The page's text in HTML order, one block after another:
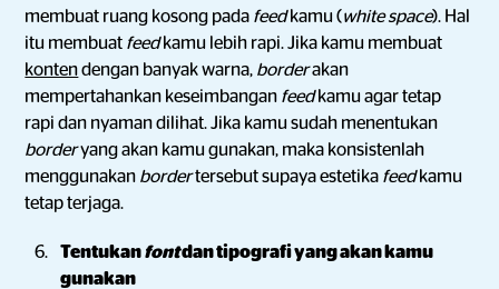
membuat ruang kosong pada feedkamu (white space). Hal
itu membuat feedkamu lebih rapi. Jika kamu membuat
kontendengan banyak warna, borderakan
mempertahankan keseimbangan feedkamu agar tetap
rapi dan nyaman dilihat. Jika kamu sudah menentukan
borderyang akan kamu gunakan, maka konsistenlah
menggunakan bordertersebut supaya estetika feedkamu
tetap terjaga.
Tentukanfontdan tipografi yang akan kamu
gunakan